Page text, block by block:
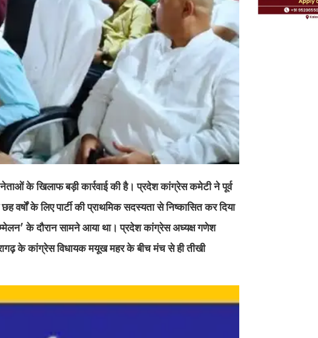
के खिलाफ बड़ी कार्रवाई की है। प्रदेश कांग्रेस कमेटी ने पूर्व
वर्षों के लिए पार्टी की प्राथमिक सदस्यता से निष्कासित कर दिया
के दौरान सामने आया था। प्रदेश कांग्रेस अध्यक्ष गणेश
के कांग्रेस विधायक मयूख महर के बीच मंच से ही तीखी